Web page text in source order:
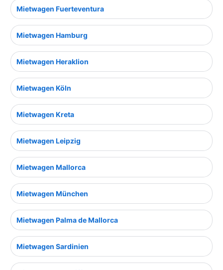
Mietwagen Fuerteventura
Mietwagen Hamburg
Mietwagen Heraklion
Mietwagen Köln
Mietwagen Kreta
Mietwagen Leipzig
Mietwagen Mallorca
Mietwagen München
Mietwagen Palma de Mallorca
Mietwagen Sardinien